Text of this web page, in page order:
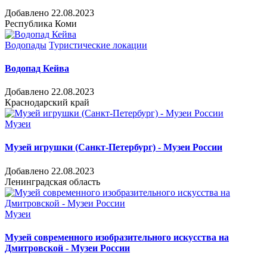
Добавлено 22.08.2023
Республика Коми
Водопады Туристические локации
Водопад Кейва
Добавлено 22.08.2023
Краснодарский край
Музеи
Музей игрушки (Санкт-Петербург) - Музеи России
Добавлено 22.08.2023
Ленинградская область
Музеи
Музей современного изобразительного искусства на
Дмитровской - Музеи России